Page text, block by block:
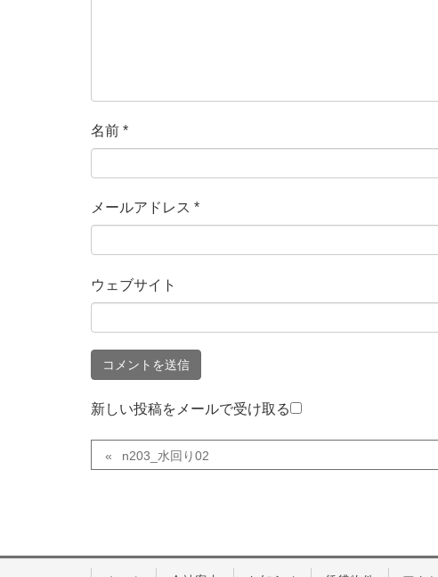
名前 *
メールアドレス *
ウェブサイト
新しい投稿をメールで受け取る
n203_水回り02